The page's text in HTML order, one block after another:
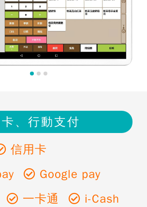
、行動支付
信用卡
Google pay
一卡通
i-Cash